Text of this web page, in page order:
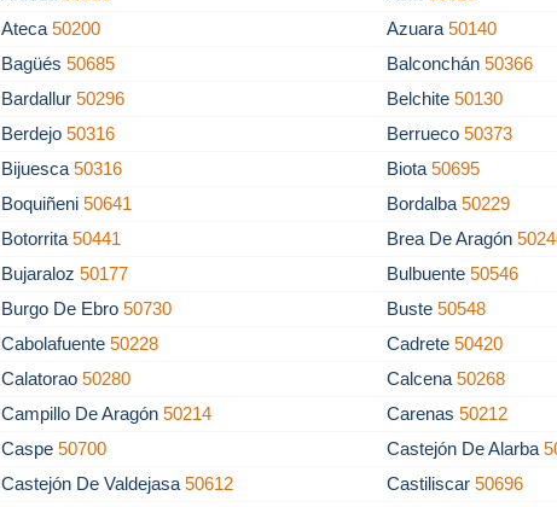
Ateca50200 Azuara50140
Bagüés50685 Balconchán50366
Bardallur50296 Belchite50130
Berdejo50316 Berrueco50373
Bijuesca50316 Biota50695
Boquiñeni50641 Bordalba50229
Botorrita50441 Brea De Aragón
Bujaraloz50177 Bulbuente50546
Burgo De Ebro50730 Buste50548
Cabolafuente50228 Cadrete50420
Calatorao50280 Calcena50268
Campillo De Aragón50214 Carenas50212
Caspe50700 Castejón De Alarba
Castejón De Valdejasa50612 Castiliscar50696